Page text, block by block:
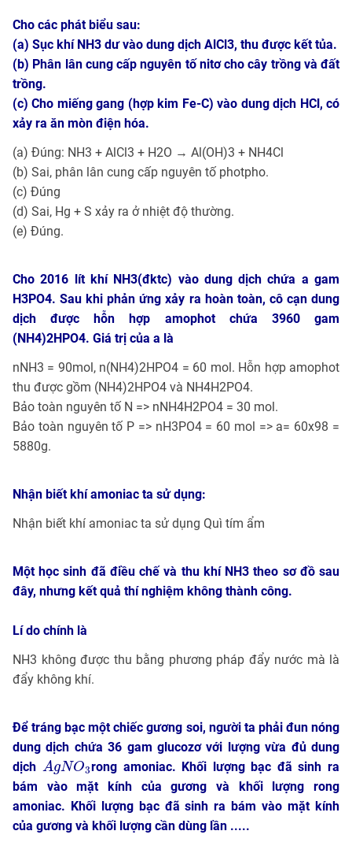
Cho các phát biểu sau:
(a) Sục khí NH3 dư vào dung dịch AlCl3, thu được kết tủa.
(b) Phân lân cung cấp nguyên tố nitơ cho cây trồng và đất
trồng.
(c) Cho miếng gang (hợp kim Fe-C) vào dung dịch HCl, có
xảy ra ăn mòn điện hóa.
(a) Đúng: NH3 + AlCl3 + H2O → Al(OH)3 + NH4Cl
(b) Sai, phân lân cung cấp nguyên tố photpho.
(c) Đúng
(d) Sai, Hg + S xảy ra ở nhiệt độ thường.
(e) Đúng.
Cho 2016 lít khí NH3(đktc) vào dung dịch chứa a gam
H3PO4. Sau khi phản ứng xảy ra hoàn toàn, cô cạn dung
dịch được hỗn hợp amophot chứa 3960 gam
(NH4)2HPO4. Giá trị của a là
nNH3 = 90mol, n(NH4)2HPO4 = 60 mol. Hỗn hợp amophot
thu được gồm (NH4)2HPO4 và NH4H2PO4.
Bảo toàn nguyên tố N => nNH4H2PO4 = 30 mol.
Bảo toàn nguyên tố P => nH3PO4 = 60 mol => a= 60x98 =
5880g.
Nhận biết khí amoniac ta sử dụng:
Nhận biết khí amoniac ta sử dụng Quì tím ẩm
Một học sinh đã điều chế và thu khí NH3 theo sơ đồ sau
đây, nhưng kết quả thí nghiệm không thành công.
Lí do chính là
NH3 không được thu bằng phương pháp đẩy nước mà là
đẩy không khí.
Để tráng bạc một chiếc gương soi, người ta phải đun nóng
dung dịch chứa 36 gam glucozơ với lượng vừa đủ dung
dịch AgNO3
AgNO3 rong amoniac. Khối lượng bạc đã sinh ra
bám vào mặt kính của gương và khối lượng rong
amoniac. Khối lượng bạc đã sinh ra bám vào mặt kính
của gương và khối lượng cần dùng lần .....